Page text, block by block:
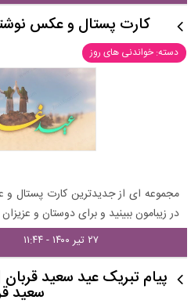
کارت پستال و عکس
دسته: خواندنی های روز
مجموعه ای از جدیدترین کارت پستال و
در زیبامون ببینید و برای دوستان و
۲۷ تیر ۱۴۰۰ - ۱۱:۴۴
پیام تبریک عید سعید
سعید